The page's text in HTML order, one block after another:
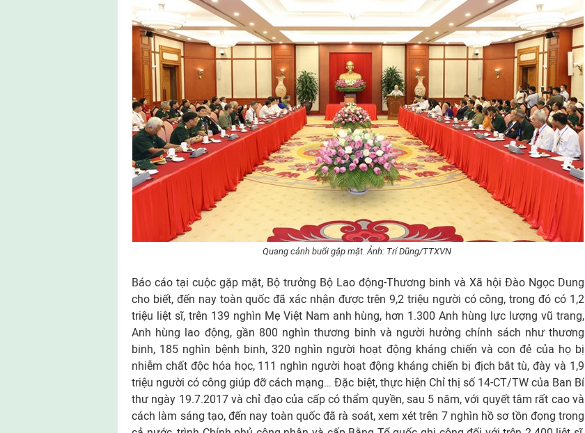
Quang cảnh buổi gặp mặt. Ảnh: Trí Dũng/TTXVN
Báo cáo tại cuộc gặp mặt, Bộ trưởng Bộ Lao động-Thương binh và Xã hội Đào Ngọc Dung
cho biết, đến nay toàn quốc đã xác nhận được trên 9,2 triệu người có công, trong đó có 1,2
triệu liệt sĩ, trên 139 nghìn Mẹ Việt Nam anh hùng, hơn 1.300 Anh hùng lực lượng vũ trang,
Anh hùng lao động, gần 800 nghìn thương binh và người hưởng chính sách như thương
binh, 185 nghìn bệnh binh, 320 nghìn người hoạt động kháng chiến và con đẻ của họ bị
nhiễm chất độc hóa học, 111 nghìn người hoạt động kháng chiến bị địch bắt tù, đày và 1,9
triệu người có công giúp đỡ cách mạng… Đặc biệt, thực hiện Chỉ thị số 14-CT/TW của Ban Bí
thư ngày 19.7.2017 và chỉ đạo của cấp có thẩm quyền, sau 5 năm, với quyết tâm rất cao và
cách làm sáng tạo, đến nay toàn quốc đã rà soát, xem xét trên 7 nghìn hồ sơ tồn đọng trong